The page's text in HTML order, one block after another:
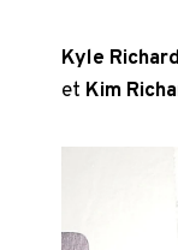
Kyle
et Kim